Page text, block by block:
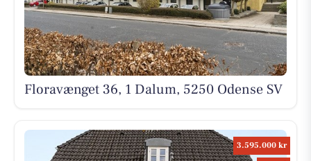
Floravænget 36, 1 Dalum, 5250 Odense SV
3.595.000 kr